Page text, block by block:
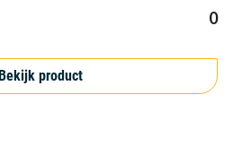
0
Bekijk product